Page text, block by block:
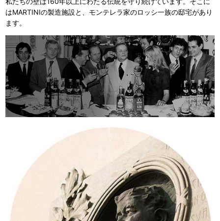
はMARTINIの製造施設と、モンテレラ家のロッシ一族の邸宅があり
ます。